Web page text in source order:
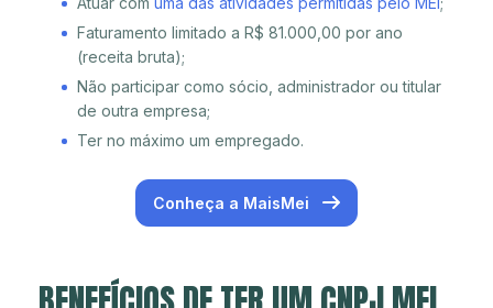
Faturamento limitado a R$ 81.000,00 por ano
(receita bruta);
Não participar como sócio, administrador ou titular
de outra empresa;
Ter no máximo um empregado.
Conheça a MaisMei